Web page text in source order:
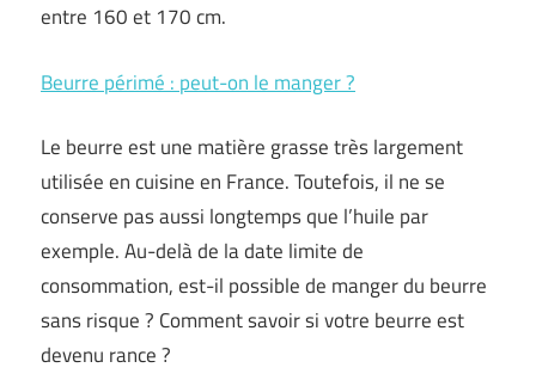
entre 160 et 170 cm.
Beurre périmé : peut-on le manger ?
Le beurre est une matière grasse très largement
utilisée en cuisine en France. Toutefois, il ne se
conserve pas aussi longtemps que l’huile par
exemple. Au-delà de la date limite de
consommation, est-il possible de manger du beurre
sans risque ? Comment savoir si votre beurre est
devenu rance ?